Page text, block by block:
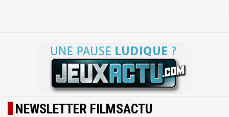
NEWSLETTER FILMSACTU